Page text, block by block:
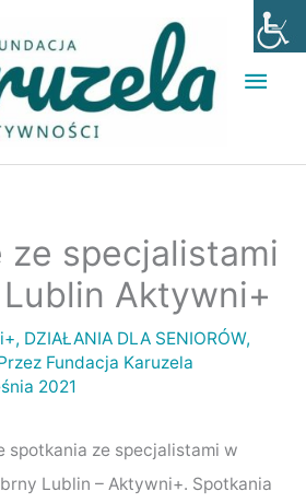
ze specjalistami
Aktywni+
, DZIAŁANIA DLA SENIORÓW,
Fundacja Karuzela
2021
spotkania ze specjalistami w
Lublin – Aktywni+. Spotkania